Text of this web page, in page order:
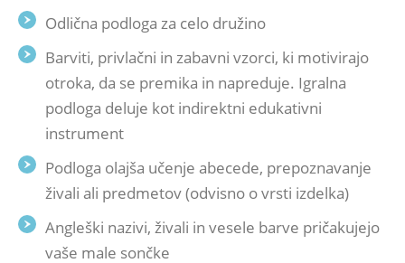
Odlična podloga za celo družino
Barviti, privlačni in zabavni vzorci, ki motivirajo
otroka, da se premika in napreduje. Igralna
podloga deluje kot indirektni edukativni
instrument
Podloga olajša učenje abecede, prepoznavanje
živali ali predmetov (odvisno o vrsti izdelka)
Angleški nazivi, živali in vesele barve pričakujejo
vaše male sončke